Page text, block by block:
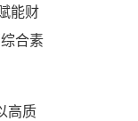
能财
合素
高质